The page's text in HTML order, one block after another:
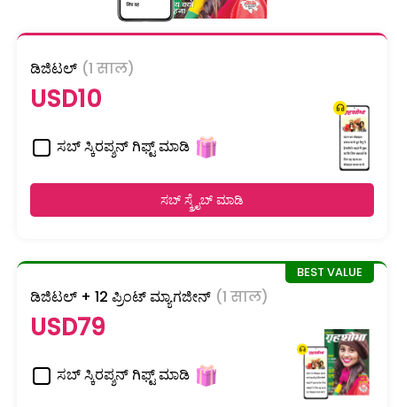
ಡಿಜಿಟಲ್ (1 साल)
USD10
ಸಬ್ ಸ್ಕಿರಪ್ಶನ್ ಗಿಫ್ಟ್ ಮಾಡಿ
ಸಬ್ ಸ್ಕ್ರೈಬ್ ಮಾಡಿ
ಡಿಜಿಟಲ್ + 12 ಪ್ರಿಂಟ್ ಮ್ಯಾಗಜೀನ್ (1 साल)
USD79
ಸಬ್ ಸ್ಕಿರಪ್ಶನ್ ಗಿಫ್ಟ್ ಮಾಡಿ